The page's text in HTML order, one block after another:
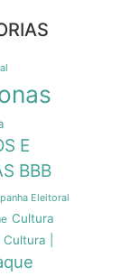
E
BBB
Eleitoral
Cultura
Cultura |